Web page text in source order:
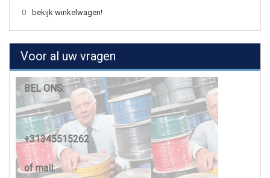
0 bekijk winkelwagen!
Voor al uw vragen
BEL ONS:
+31345515262
of mail: